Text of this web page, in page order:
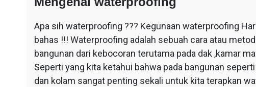
Apa sih waterproofing ??? Kegunaan waterproofing
bahas !!! Waterproofing adalah sebuah cara atau
bangunan dari kebocoran terutama pada dak ,kamar
Seperti yang kita ketahui bahwa pada bangunan
dan kolam sangat penting sekali untuk kita terapkan